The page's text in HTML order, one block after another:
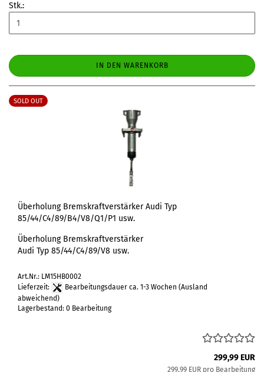
Stk.:
IN DEN WARENKORB
SOLD OUT
Überholung Bremskraftverstärker Audi Typ
85/44/C4/89/B4/V8/Q1/P1 usw.
Überholung Bremskraftverstärker
Audi Typ 85/44/C4/89/V8 usw.
Art.Nr.: LM15HB0002
Lieferzeit:
Bearbeitungsdauer ca. 1-3 Wochen (Ausland
abweichend)
Lagerbestand: 0 Bearbeitung
299,99 EUR
299,99 EUR pro Bearbeitung